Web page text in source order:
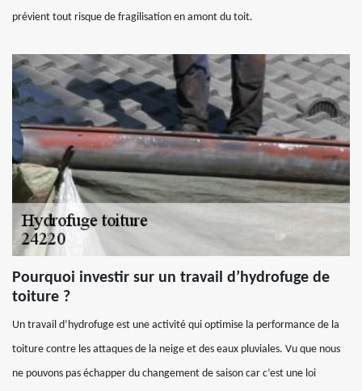
prévient tout risque de fragilisation en amont du toit.
Pourquoi investir sur un travail d’hydrofuge de
toiture ?
Un travail d’hydrofuge est une activité qui optimise la performance de la
toiture contre les attaques de la neige et des eaux pluviales. Vu que nous
ne pouvons pas échapper du changement de saison car c’est une loi